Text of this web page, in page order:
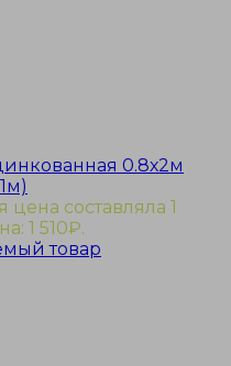
0.8х2м
составляла 1
1 510₽.
товар